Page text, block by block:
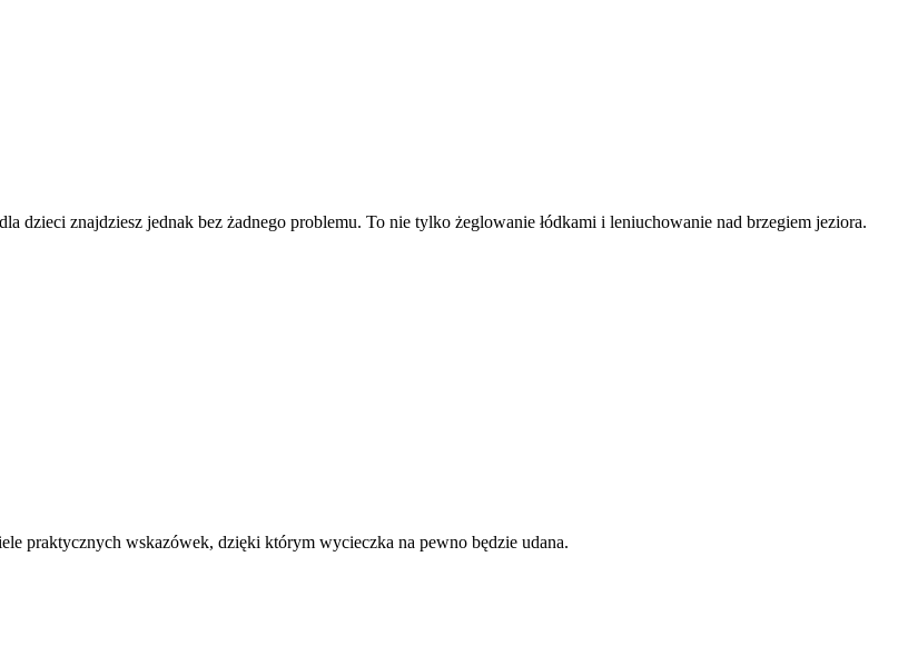
dzieci znajdziesz jednak bez żadnego problemu. To nie tylko żeglowanie łódkami i leniuchowanie nad brzegiem jeziora.
praktycznych wskazówek, dzięki którym wycieczka na pewno będzie udana.